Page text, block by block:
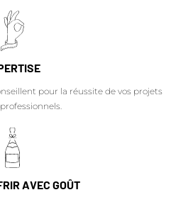
pour la réussite de vos projets
AVEC GOÛT